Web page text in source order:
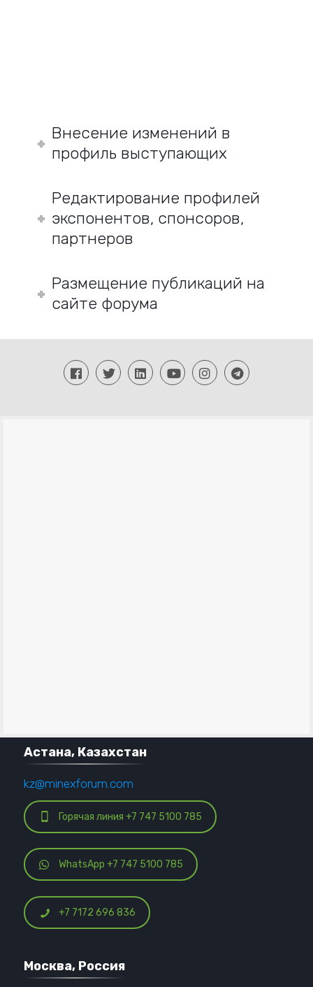
Внесение изменений в
профиль выступающих
Редактирование профилей
экспонентов, спонсоров,
партнеров
Размещение публикаций на
сайте форума
Астана, Казахстан
kz@minexforum.com
Горячая линия +7 747 5100 785
WhatsApp +7 747 5100 785
+7 7172 696 836
Москва, Россия